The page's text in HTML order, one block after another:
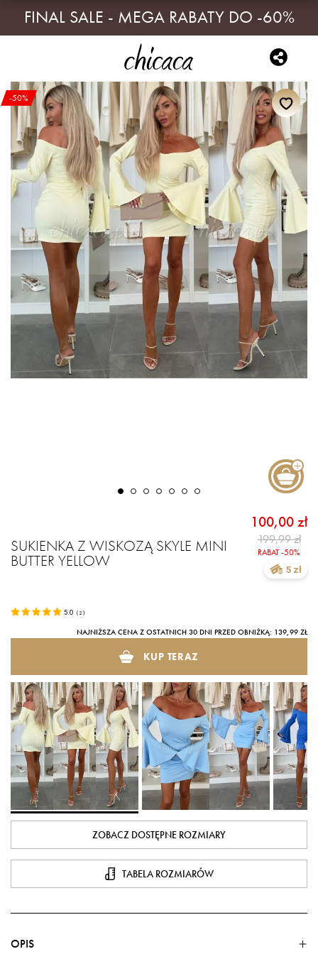
FINAL SALE - MEGA RABATY DO -60%
-50%
SUKIENKA Z WISKOZĄ SKYLE MINI
BUTTER YELLOW
100,00 zł
RABAT -50%
199,99 zł
5 zł
5.0 ( 2 )
NAJNIŻSZA CENA Z OSTATNICH 30 DNI PRZED OBNIŻKĄ: 139,99 ZŁ
KUP TERAZ
ZOBACZ DOSTĘPNE ROZMIARY
TABELA ROZMIARÓW
OPIS